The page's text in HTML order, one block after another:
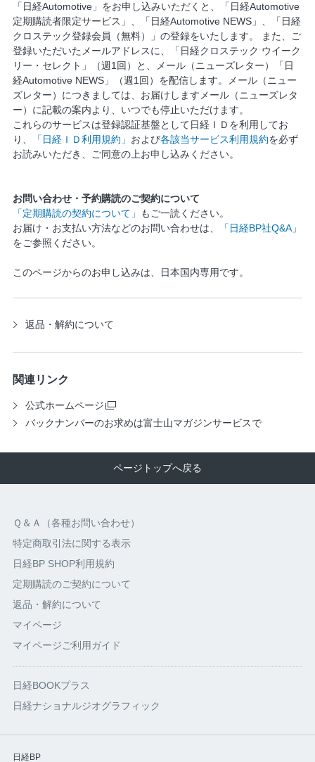
「日経Automotive」をお申し込みいただくと、「日経Automotive
定期購読者限定サービス」、「日経Automotive NEWS」、「日経
クロステック登録会員（無料）」の登録をいたします。 また、ご
登録いただいたメールアドレスに、「日経クロステック ウイーク
リー・セレクト」（週1回）と、メール（ニューズレター）「日
経Automotive NEWS」（週1回）を配信します。メール（ニュー
ズレター）につきましては、お届けしますメール（ニューズレタ
ー）に記載の案内より、いつでも停止いただけます。
これらのサービスは登録認証基盤として日経ＩＤを利用してお
り、
「日経ＩＤ利用規約」 および各該当サービス利用規約を必ず
お読みいただき、ご同意の上お申し込みください。
お問い合わせ・予約購読のご契約について
「定期購読の契約について」
もご一読ください。
お届け・お支払い方法などのお問い合わせは、
「日経BP社Q&A」
をご参照ください。
このページからのお申し込みは、日本国内専用です。
返品・解約について
関連リンク
公式ホームページ
バックナンバーのお求めは富士山マガジンサービスで
ページトップへ戻る
Ｑ＆Ａ（各種お問い合わせ）
特定商取引法に関する表示
日経BP SHOP利用規約
定期購読のご契約について
返品・解約について
マイページ
マイページご利用ガイド
日経BOOKプラス
日経ナショナルジオグラフィック
日経BP